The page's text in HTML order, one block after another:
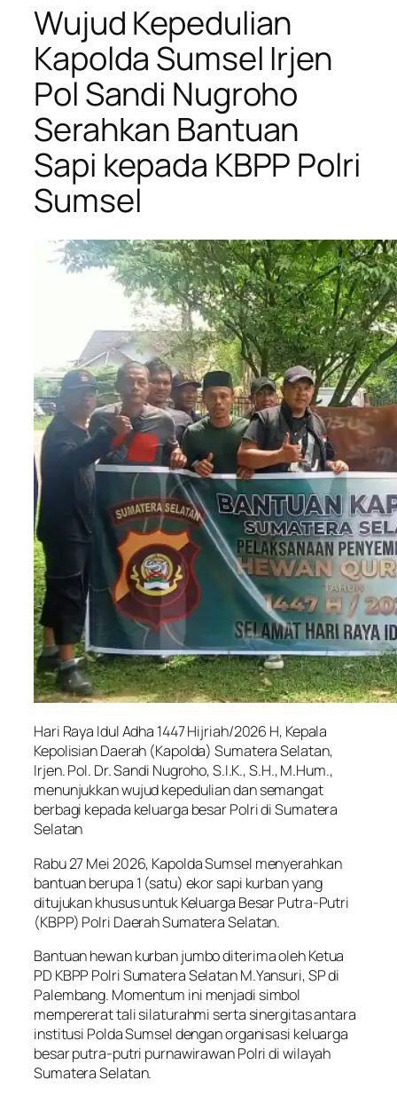
Wujud Kepedulian
Kapolda Sumsel Irjen
Pol Sandi Nugroho
Serahkan Bantuan
Sapi kepada KBPP Polri
Sumsel
Hari Raya Idul Adha 1447 Hijriah/2026 H, Kepala
Kepolisian Daerah (Kapolda) Sumatera Selatan,
Irjen. Pol. Dr. Sandi Nugroho, S.I.K., S.H., M.Hum.,
menunjukkan wujud kepedulian dan semangat
berbagi kepada keluarga besar Polri di Sumatera
Selatan
Rabu 27 Mei 2026, Kapolda Sumsel menyerahkan
bantuan berupa 1 (satu) ekor sapi kurban yang
ditujukan khusus untuk Keluarga Besar Putra-Putri
(KBPP) Polri Daerah Sumatera Selatan.
Bantuan hewan kurban jumbo diterima oleh Ketua
PD KBPP Polri Sumatera Selatan M.Yansuri, SP di
Palembang. Momentum ini menjadi simbol
mempererat tali silaturahmi serta sinergitas antara
institusi Polda Sumsel dengan organisasi keluarga
besar putra-putri purnawirawan Polri di wilayah
Sumatera Selatan.